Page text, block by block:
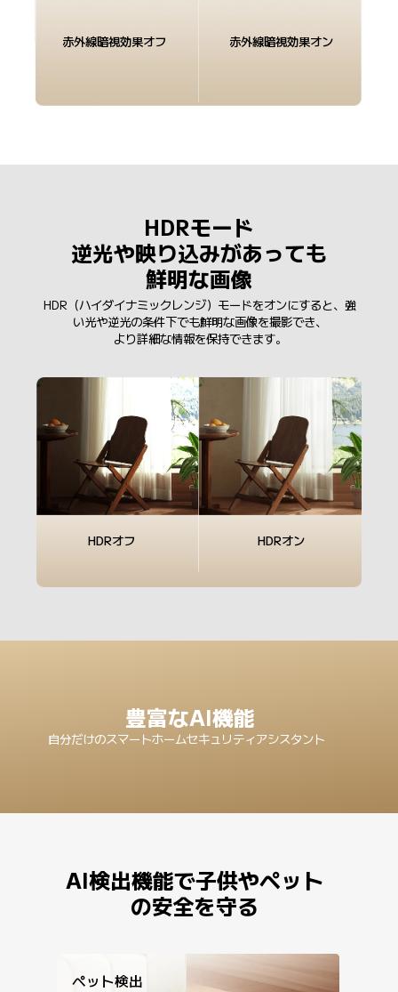
赤外線暗視効果オフ 赤外線暗視効果オン
HDRモード
逆光や映り込みがあっても
鮮明な画像
HDR（ハイダイナミックレンジ）モードをオンにすると、強
い光や逆光の条件下でも鮮明な画像を撮影でき、
より詳細な情報を保持できます。
HDRオフ HDRオン
豊富なAI機能
自分だけのスマートホームセキュリティアシスタント
AI検出機能で子供やペット
の安全を守る
ペット検出